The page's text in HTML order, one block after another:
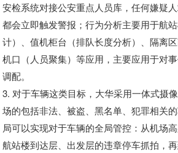
安检系统对接公安重点人员库，任何嫌疑
都会立即触发警报；行为分析主要用于航
计）、值机柜台（排队长度分析）、隔离
机口（人员聚集）等应用，主要应用于对
调配。
3. 对于车辆这类目标，大华采用一体式摄
场的包括非法、被盗、黑名单、犯罪相关
局可以实现对于车辆的全局管控：从机场
航站楼到达层、出发层的违章停车抓拍，